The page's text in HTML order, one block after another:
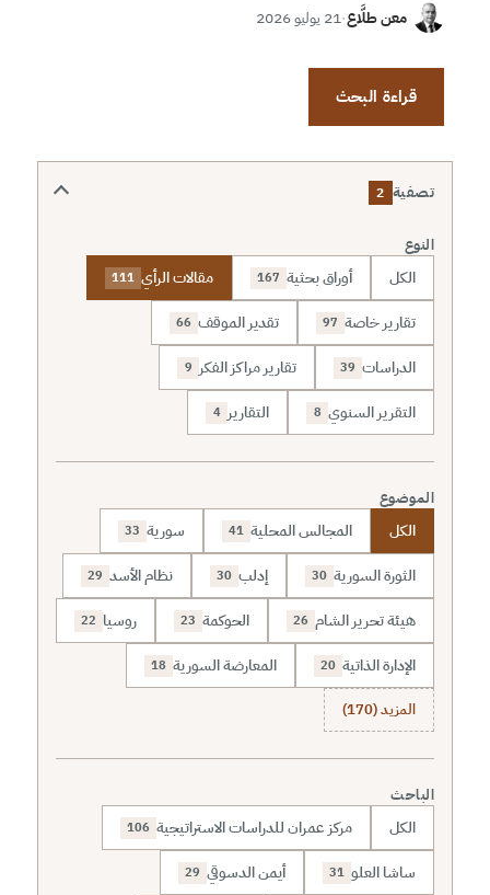
معن طلَّاع·21 يوليو 2026
قراءة البحث
تصفية 2
النوع
الكل أوراق بحثية 167 مقالات الرأي 111
تقارير خاصة 97 تقدير الموقف 66
الدراسات 39 تقارير مراكز الفكر 9
التقرير السنوي 8 التقارير 4
الموضوع
الكل المجالس المحلية 41 سورية 33
الثورة السورية 30 إدلب 30 نظام الأسد 29
هيئة تحرير الشام 26 الحوكمة 23 روسيا 22
الإدارة الذاتية 20 المعارضة السورية 18
المزيد (170)
الباحث
الكل مركز عمران للدراسات الاستراتيجية 106
ساشا العلو 31 أيمن الدسوقي 29